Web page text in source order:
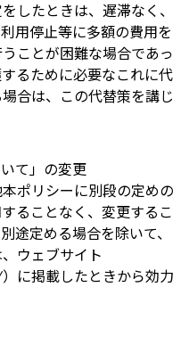
したときは、遅滞なく、
用停止等に多額の費用を
ことが困難な場合であっ
るために必要なこれに代
合は、この代替策を講じ
て」の変更
ポリシーに別段の定めの
ることなく、変更するこ
途定める場合を除いて、
ウェブサイト
）に掲載したときから効力